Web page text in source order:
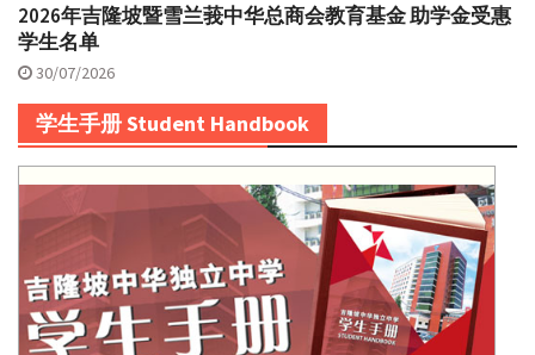
2026年吉隆坡暨雪兰莪中华总商会教育基金 助学金受惠
学生名单
30/07/2026
学生手册 Student Handbook